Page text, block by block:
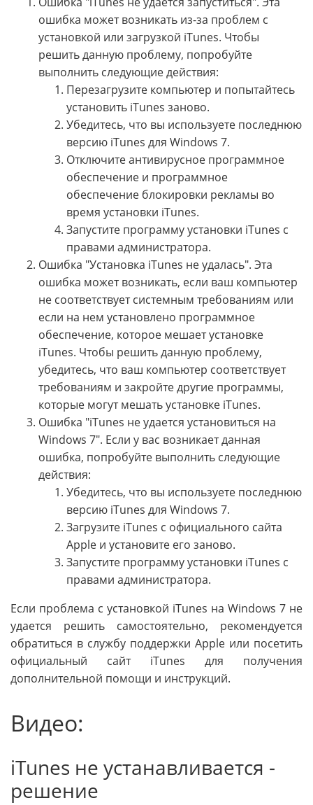
ошибка может возникать из-за проблем с
установкой или загрузкой iTunes. Чтобы
решить данную проблему, попробуйте
выполнить следующие действия:
Перезагрузите компьютер и попытайтесь
установить iTunes заново.
Убедитесь, что вы используете последнюю
версию iTunes для Windows 7.
Отключите антивирусное программное
обеспечение и программное
обеспечение блокировки рекламы во
время установки iTunes.
Запустите программу установки iTunes с
правами администратора.
Ошибка "Установка iTunes не удалась". Эта
ошибка может возникать, если ваш компьютер
не соответствует системным требованиям или
если на нем установлено программное
обеспечение, которое мешает установке
iTunes. Чтобы решить данную проблему,
убедитесь, что ваш компьютер соответствует
требованиям и закройте другие программы,
которые могут мешать установке iTunes.
Ошибка "iTunes не удается установиться на
Windows 7". Если у вас возникает данная
ошибка, попробуйте выполнить следующие
действия:
Убедитесь, что вы используете последнюю
версию iTunes для Windows 7.
Загрузите iTunes с официального сайта
Apple и установите его заново.
Запустите программу установки iTunes с
правами администратора.
Если проблема с установкой iTunes на Windows 7 не
удается решить самостоятельно, рекомендуется
обратиться в службу поддержки Apple или посетить
официальный сайт iTunes для получения
дополнительной помощи и инструкций.
Видео:
iTunes не устанавливается -
решение